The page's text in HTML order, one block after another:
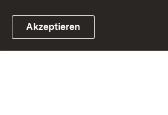
Akzeptieren